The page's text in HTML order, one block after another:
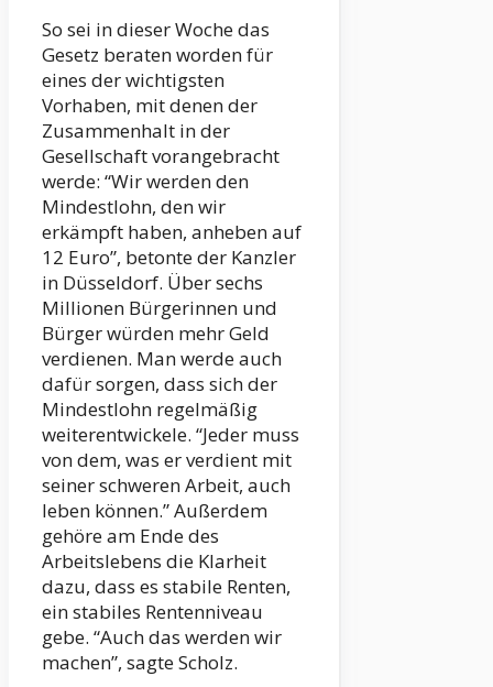
So sei in dieser Woche das
Gesetz beraten worden für
eines der wichtigsten
Vorhaben, mit denen der
Zusammenhalt in der
Gesellschaft vorangebracht
werde: “Wir werden den
Mindestlohn, den wir
erkämpft haben, anheben auf
12 Euro”, betonte der Kanzler
in Düsseldorf. Über sechs
Millionen Bürgerinnen und
Bürger würden mehr Geld
verdienen. Man werde auch
dafür sorgen, dass sich der
Mindestlohn regelmäßig
weiterentwickele. “Jeder muss
von dem, was er verdient mit
seiner schweren Arbeit, auch
leben können.” Außerdem
gehöre am Ende des
Arbeitslebens die Klarheit
dazu, dass es stabile Renten,
ein stabiles Rentenniveau
gebe. “Auch das werden wir
machen”, sagte Scholz.